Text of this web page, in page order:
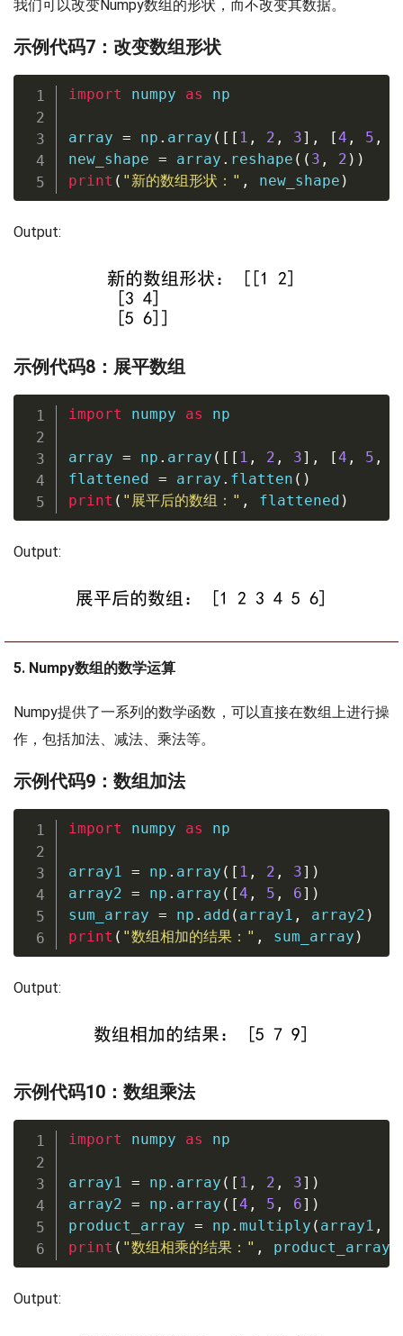
我们可以改变Numpy数组的形状，而不改变其数据。
示例代码7：改变数组形状
import numpy as np
array = np . array ( [ [ 1 , 2 , 3] , [4 , 5 ,
new_shape = array . reshape ( ( 3 , 2 ) )
print ( "新的数组形状：" , new_shape )
Output:
示例代码8：展平数组
import numpy as np
array = np . array ( [ [ 1 , 2 , 3] , [4 , 5 ,
flattened = array . flatten ( )
print ( "展平后的数组：" , flattened )
Output:
5. Numpy数组的数学运算
Numpy提供了一系列的数学函数，可以直接在数组上进行操
作，包括加法、减法、乘法等。
示例代码9：数组加法
import numpy as np
array1 = np . array ( [ 1 , 2 , 3] )
array2 = np . array ( [4 , 5 , 6] )
sum_array = np . add ( array1 , array2 )
print ( "数组相加的结果：" , sum_array )
Output:
示例代码10：数组乘法
import numpy as np
array1 = np . array ( [ 1 , 2 , 3] )
array2 = np . array ( [4 , 5 , 6] )
product_array = np . multiply ( array1 ,
print ( "数组相乘的结果：" , product_array
Output: